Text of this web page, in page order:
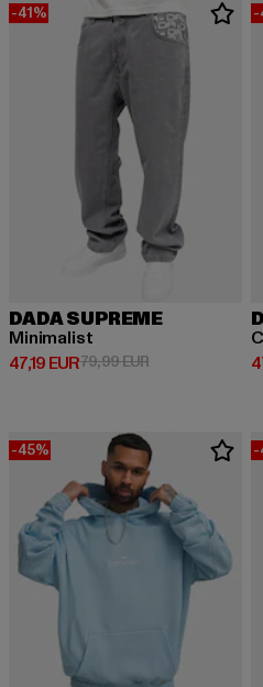
-41%
DADA SUPREME
Minimalist
47,19 EUR
Derzeitiger Preis: 47,19 EUR
79,99 EURAktionspreis:
-
-45% -